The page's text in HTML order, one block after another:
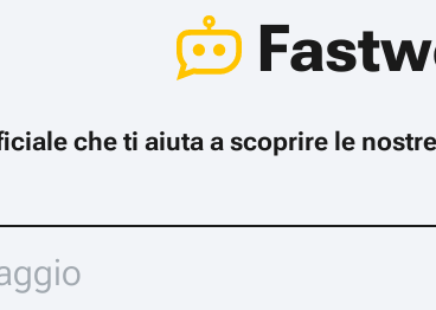
che ti aiuta a scoprire le